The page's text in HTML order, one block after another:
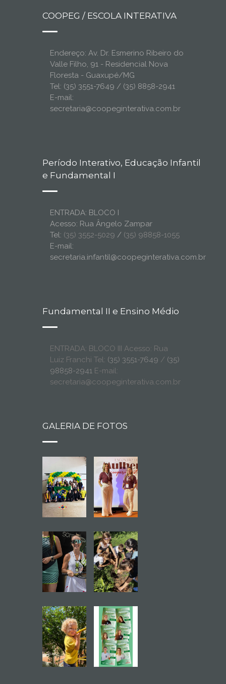
COOPEG / ESCOLA INTERATIVA
Endereço: Av. Dr. Esmerino Ribeiro do
Valle Filho, 91 - Residencial Nova
Floresta - Guaxupé/MG
Tel: (35) 3551-7649 / (35) 8858-2941
E-mail:
secretaria@coopeginterativa.com.br
Período Interativo, Educação Infantil
e Fundamental I
ENTRADA: BLOCO I
Acesso: Rua Ângelo Zampar
Tel: (35) 3552-5029 / (35) 98858-1055
E-mail:
secretaria.infantil@coopeginterativa.com.br
Fundamental II e Ensino Médio
ENTRADA: BLOCO III Acesso: Rua
Luiz Franchi Tel: (35) 3551-7649 / (35)
98858-2941 E-mail:
secretaria@coopeginterativa.com.br
GALERIA DE FOTOS